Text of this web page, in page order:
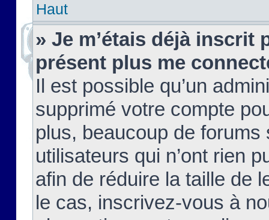
Haut
» Je m’étais déjà inscrit
présent plus me
Il est possible qu’un
supprimé votre compte
plus, beaucoup de
utilisateurs qui n’ont rien
afin de réduire la taille de
le cas, inscrivez-vous à